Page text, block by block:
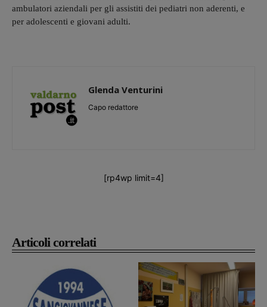
Articoli correlati
ambulatori aziendali per gli assistiti dei pediatri non aderenti, e
per adolescenti e giovani adulti.
Glenda Venturini
Capo redattore
[rp4wp limit=4]